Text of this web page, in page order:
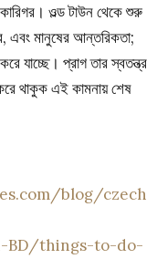
ওল্ড টাউন থেকে শুরু
এবং মানুষের আন্তরিকতা;
যাচ্ছে। প্রাগ তার স্বতন্ত্র
থাকুক এই কামনায় শেষ
blog/czech
BD/things-to-do-